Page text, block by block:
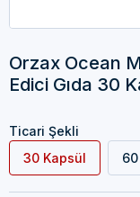
Orzax Ocean
Edici Gıda 30
Ticari Şekli
30 Kapsül